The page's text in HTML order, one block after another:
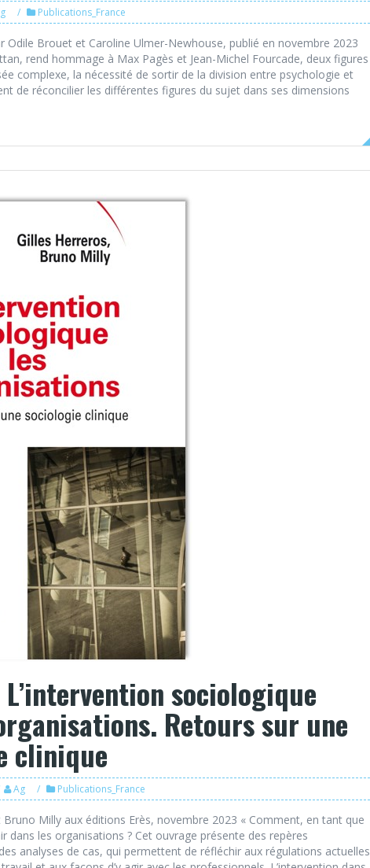
Publications_France
Odile Brouet et Caroline Ulmer-Newhouse, publié en novembre 2023
rend hommage à Max Pagès et Jean-Michel Fourcade, deux figures
complexe, la nécessité de sortir de la division entre psychologie et
de réconcilier les différentes figures du sujet dans ses dimensions
sociologique
Retours sur une
clinique
Ag Publications_France
Bruno Milly aux éditions Erès, novembre 2023 « Comment, en tant que
dans les organisations ? Cet ouvrage présente des repères
analyses de cas, qui permettent de réfléchir aux régulations actuelles